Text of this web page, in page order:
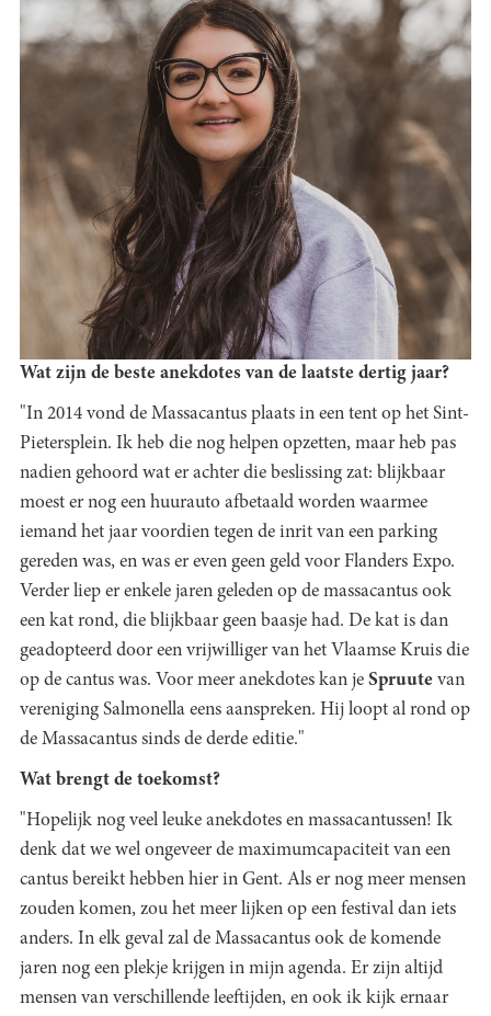
Wat zijn de beste anekdotes van de laatste dertig jaar?
"In 2014 vond de Massacantus plaats in een tent op het Sint-
Pietersplein. Ik heb die nog helpen opzetten, maar heb pas
nadien gehoord wat er achter die beslissing zat: blijkbaar
moest er nog een huurauto afbetaald worden waarmee
iemand het jaar voordien tegen de inrit van een parking
gereden was, en was er even geen geld voor Flanders Expo.
Verder liep er enkele jaren geleden op de massacantus ook
een kat rond, die blijkbaar geen baasje had. De kat is dan
geadopteerd door een vrijwilliger van het Vlaamse Kruis die
op de cantus was. Voor meer anekdotes kan je Spruute van
vereniging Salmonella eens aanspreken. Hij loopt al rond op
de Massacantus sinds de derde editie."
Wat brengt de toekomst?
"Hopelijk nog veel leuke anekdotes en massacantussen! Ik
denk dat we wel ongeveer de maximumcapaciteit van een
cantus bereikt hebben hier in Gent. Als er nog meer mensen
zouden komen, zou het meer lijken op een festival dan iets
anders. In elk geval zal de Massacantus ook de komende
jaren nog een plekje krijgen in mijn agenda. Er zijn altijd
mensen van verschillende leeftijden, en ook ik kijk ernaar